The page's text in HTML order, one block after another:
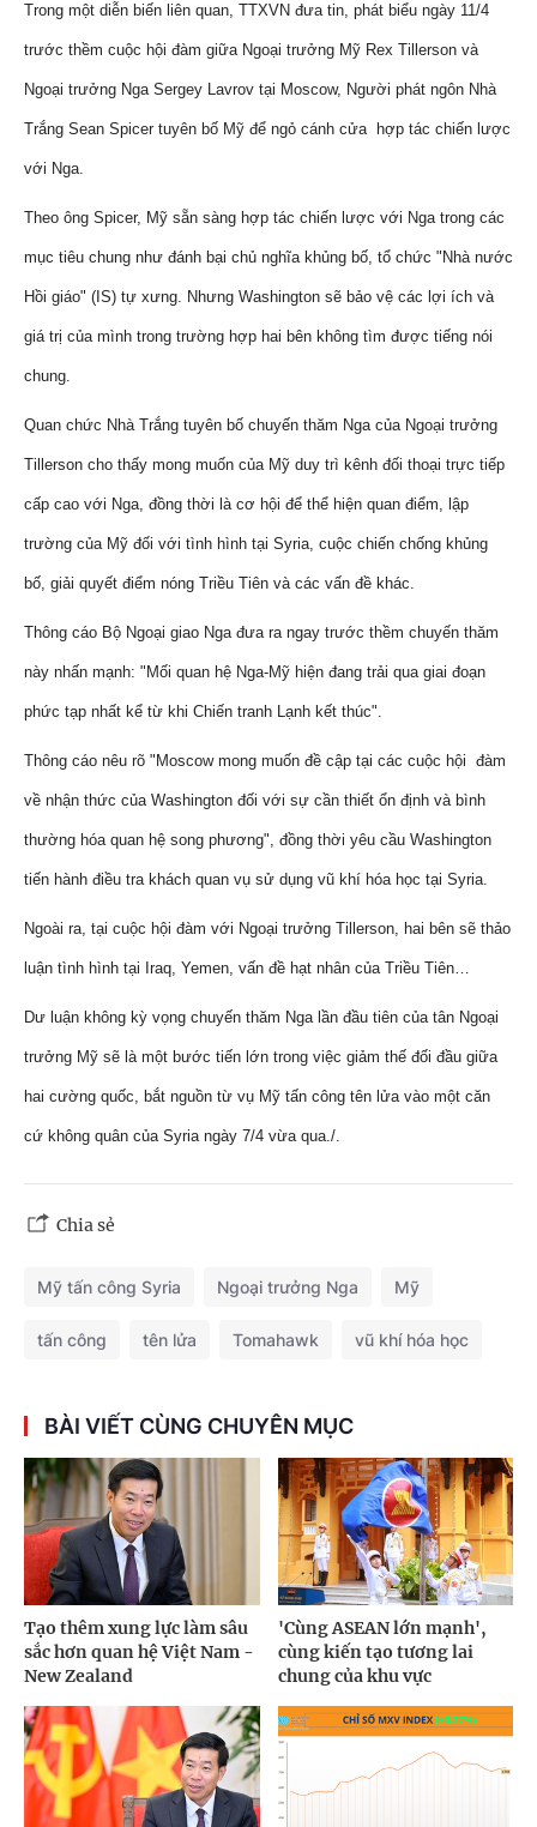
Trong một diễn biến liên quan, TTXVN đưa tin, phát biểu ngày 11/4
trước thềm cuộc hội đàm giữa Ngoại trưởng Mỹ Rex Tillerson và
Ngoại trưởng Nga Sergey Lavrov tại Moscow, Người phát ngôn Nhà
Trắng Sean Spicer tuyên bố Mỹ để ngỏ cánh cửa hợp tác chiến lược
với Nga.
Theo ông Spicer, Mỹ sẵn sàng hợp tác chiến lược với Nga trong các
mục tiêu chung như đánh bại chủ nghĩa khủng bố, tổ chức "Nhà nước
Hồi giáo" (IS) tự xưng. Nhưng Washington sẽ bảo vệ các lợi ích và
giá trị của mình trong trường hợp hai bên không tìm được tiếng nói
chung.
Quan chức Nhà Trắng tuyên bố chuyến thăm Nga của Ngoại trưởng
Tillerson cho thấy mong muốn của Mỹ duy trì kênh đối thoại trực tiếp
cấp cao với Nga, đồng thời là cơ hội để thể hiện quan điểm, lập
trường của Mỹ đối với tình hình tại Syria, cuộc chiến chống khủng
bố, giải quyết điểm nóng Triều Tiên và các vấn đề khác.
Thông cáo Bộ Ngoại giao Nga đưa ra ngay trước thềm chuyến thăm
này nhấn mạnh: "Mối quan hệ Nga-Mỹ hiện đang trải qua giai đoạn
phức tạp nhất kể từ khi Chiến tranh Lạnh kết thúc".
Thông cáo nêu rõ "Moscow mong muốn đề cập tại các cuộc hội đàm
về nhận thức của Washington đối với sự cần thiết ổn định và bình
thường hóa quan hệ song phương", đồng thời yêu cầu Washington
tiến hành điều tra khách quan vụ sử dụng vũ khí hóa học tại Syria.
Ngoài ra, tại cuộc hội đàm với Ngoại trưởng Tillerson, hai bên sẽ thảo
luận tình hình tại Iraq, Yemen, vấn đề hạt nhân của Triều Tiên…
Dư luận không kỳ vọng chuyến thăm Nga lần đầu tiên của tân Ngoại
trưởng Mỹ sẽ là một bước tiến lớn trong việc giảm thế đối đầu giữa
hai cường quốc, bắt nguồn từ vụ Mỹ tấn công tên lửa vào một căn
cứ không quân của Syria ngày 7/4 vừa qua./.
Chia sẻ
Mỹ tấn công Syria Ngoại trưởng Nga Mỹ
tấn công tên lửa Tomahawk vũ khí hóa học
BÀI VIẾT CÙNG CHUYÊN MỤC
Tạo thêm xung lực làm sâu
sắc hơn quan hệ Việt Nam -
New Zealand
'Cùng ASEAN lớn mạnh',
cùng kiến tạo tương lai
chung của khu vực